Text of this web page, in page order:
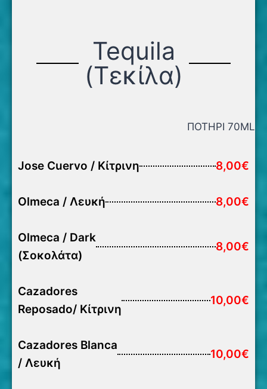
Tequila
(Τεκίλα)
ΠΟΤΗΡΙ 70ML
Jose Cuervo / Κίτρινη 8,00€
Olmeca / Λευκή 8,00€
Olmeca / Dark
(Σοκολάτα)
8,00€
Cazadores
Reposado/ Κίτρινη
10,00€
Cazadores Blanca
/ Λευκή
10,00€